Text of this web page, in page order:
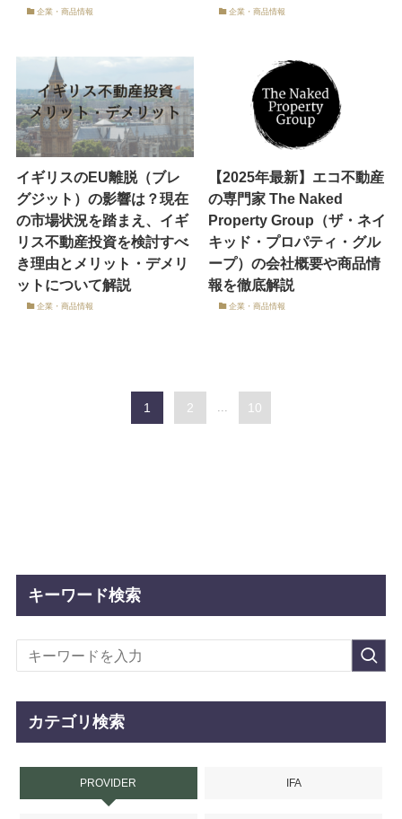
企業・商品情報 企業・商品情報
イギリスのEU離脱（ブレ
グジット）の影響は？現在
の市場状況を踏まえ、イギ
リス不動産投資を検討すべ
き理由とメリット・デメリ
ットについて解説
企業・商品情報
【2025年最新】エコ不動産
の専門家 The Naked
Property Group（ザ・ネイ
キッド・プロパティ・グル
ープ）の会社概要や商品情
報を徹底解説
企業・商品情報
1 2 ... 10
キーワード検索
カテゴリ検索
PROVIDER IFA